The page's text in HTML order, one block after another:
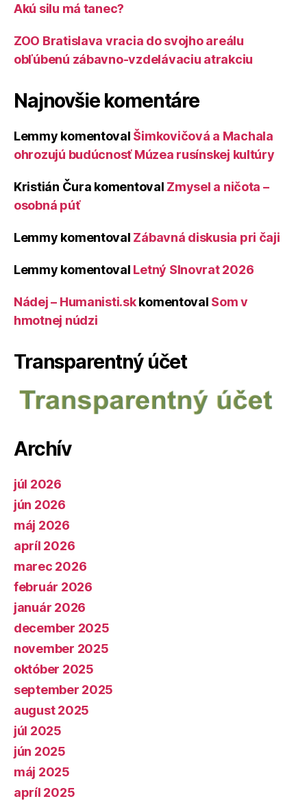
Akú silu má tanec?
ZOO Bratislava vracia do svojho areálu
obľúbenú zábavno-vzdelávaciu atrakciu
Najnovšie komentáre
Lemmy komentoval Šimkovičová a Machala
ohrozujú budúcnosť Múzea rusínskej kultúry
Kristián Čura komentoval Zmysel a ničota –
osobná púť
Lemmy komentoval Zábavná diskusia pri čaji
Lemmy komentoval Letný Slnovrat 2026
Nádej – Humanisti.skkomentoval Som v
hmotnej núdzi
Transparentný účet
Archív
júl 2026
jún 2026
máj 2026
apríl 2026
marec 2026
február 2026
január 2026
december 2025
november 2025
október 2025
september 2025
august 2025
júl 2025
jún 2025
máj 2025
apríl 2025